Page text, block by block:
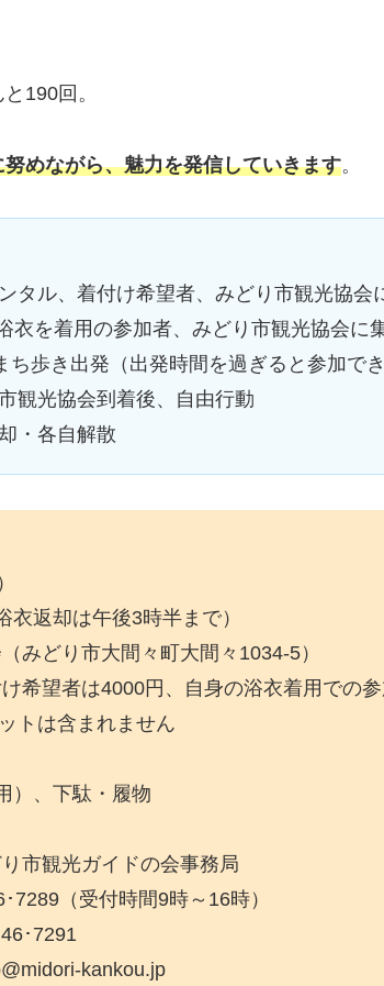
190回。
めながら、魅力を発信していきます。
着付け希望者、みどり市観光協会
着用の参加者、みどり市観光協会に
歩き出発（出発時間を過ぎると参加でき
会到着後、自由行動
各自解散
返却は午後3時半まで）
みどり市大間々町大間々1034-5）
希望者は4000円、自身の浴衣着用での参
は含まれません
）、下駄・履物
市観光ガイドの会事務局
付時間9時～16時）
kankou.jp